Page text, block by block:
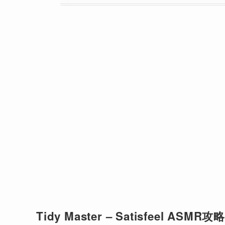
Tidy Master – Satisfeel ASMR攻略